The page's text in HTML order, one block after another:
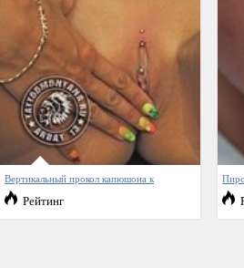
Вертикальный прокол капюшона к
Рейтинг